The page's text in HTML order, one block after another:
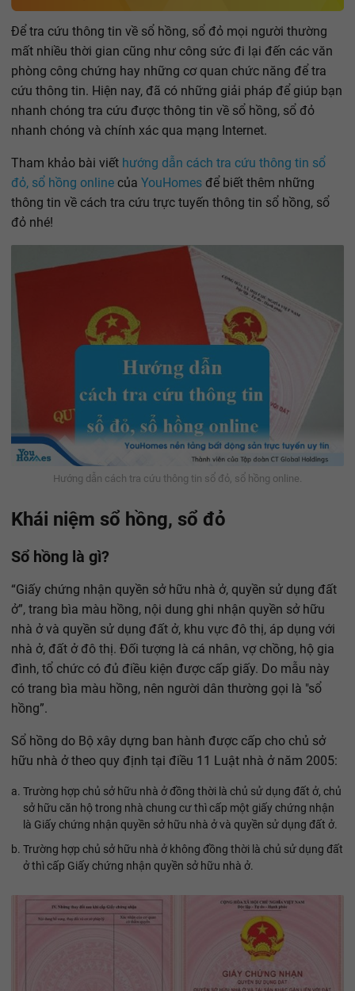
Để tra cứu thông tin về sổ hồng, sổ đỏ mọi người thường
mất nhiều thời gian cũng như công sức đi lại đến các văn
phòng công chứng hay những cơ quan chức năng để tra
cứu thông tin. Hiện nay, đã có những giải pháp để giúp bạn
nhanh chóng tra cứu được thông tin về sổ hồng, sổ đỏ
nhanh chóng và chính xác qua mạng Internet.
Tham khảo bài viết hướng dẫn cách tra cứu thông tin sổ
đỏ, sổ hồng online của YouHomes để biết thêm những
thông tin về cách tra cứu trực tuyến thông tin sổ hồng, sổ
đỏ nhé!
Hướng dẫn cách tra cứu thông tin sổ đỏ, sổ hồng online.
Khái niệm sổ hồng, sổ đỏ
Sổ hồng là gì?
“Giấy chứng nhận quyền sở hữu nhà ở, quyền sử dụng đất
ở”, trang bìa màu hồng, nội dung ghi nhận quyền sở hữu
nhà ở và quyền sử dụng đất ở, khu vực đô thị, áp dụng với
nhà ở, đất ở đô thị. Đối tượng là cá nhân, vợ chồng, hộ gia
đình, tổ chức có đủ điều kiện được cấp giấy. Do mẫu này
có trang bìa màu hồng, nên người dân thường gọi là "sổ
hồng”.
Sổ hồng do Bộ xây dựng ban hành được cấp cho chủ sở
hữu nhà ở theo quy định tại điều 11 Luật nhà ở năm 2005:
Trường hợp chủ sở hữu nhà ở đồng thời là chủ sử dụng đất ở, chủ
sở hữu căn hộ trong nhà chung cư thì cấp một giấy chứng nhận
là Giấy chứng nhận quyền sở hữu nhà ở và quyền sử dụng đất ở.
Trường hợp chủ sở hữu nhà ở không đồng thời là chủ sử dụng đất
ở thì cấp Giấy chứng nhận quyền sở hữu nhà ở.